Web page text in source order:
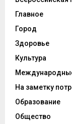
Главное
Город
Здоровье
Культура
На заметку
Образование
Общество